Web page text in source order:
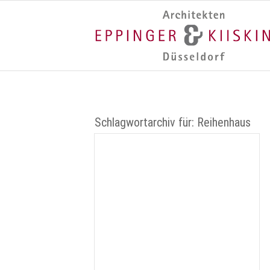
Schlagwortarchiv für: Reihenhaus